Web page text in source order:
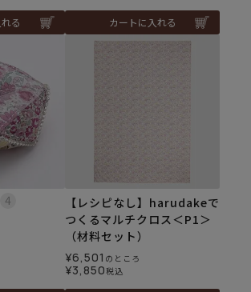
る カートに入れる
【レシピなし】harudakeで
つくるマルチクロス＜P1＞
（材料セット）
¥6,501 のところ
¥3,850税込